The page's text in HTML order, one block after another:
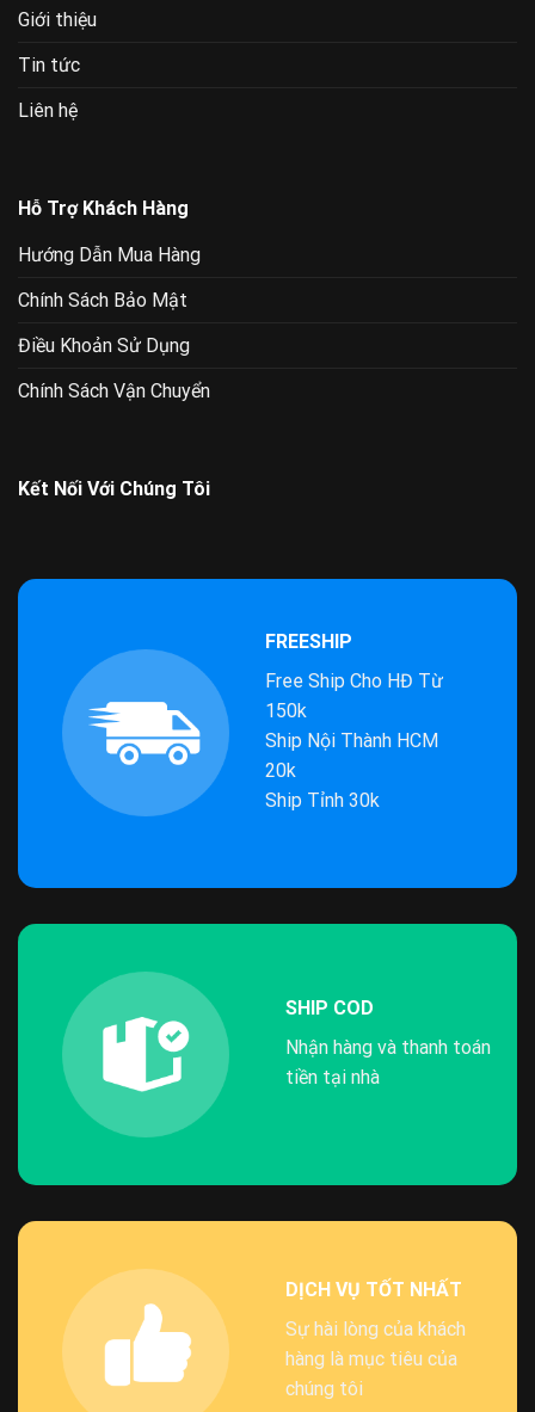
Giới thiệu
Tin tức
Liên hệ
Hỗ Trợ Khách Hàng
Hướng Dẫn Mua Hàng
Chính Sách Bảo Mật
Điều Khoản Sử Dụng
Chính Sách Vận Chuyển
Kết Nối Với Chúng Tôi
FREESHIP
Free Ship Cho HĐ Từ
150k
Ship Nội Thành HCM
20k
Ship Tỉnh 30k
SHIP COD
Nhận hàng và thanh toán
tiền tại nhà
DỊCH VỤ TỐT NHẤT
Sự hài lòng của khách
hàng là mục tiêu của
chúng tôi